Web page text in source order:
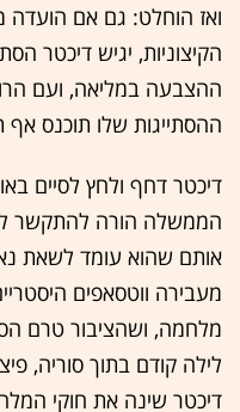
ואז הוחלט: גם אם הועדה
הקיצוניות, יגיש דיכטר
ההצבעה במליאה, ועם
ההסתייגות שלו תוכנס אף
דיכטר דחף ולחץ לסיים
הממשלה הורה להתקשר
אותם שהוא עומד לשאת
מעבירה ווטסאפים
מלחמה, ושהציבור טרם
לילה קודם בתוך סוריה,
דיכטר שינה את חוקי